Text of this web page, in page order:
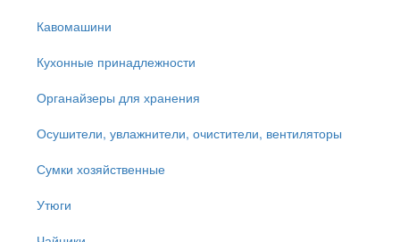
Кавомашини
Кухонные принадлежности
Органайзеры для хранения
Осушители, увлажнители, очистители, вентиляторы
Сумки хозяйственные
Утюги